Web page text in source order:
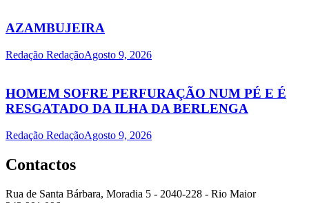
AZAMBUJEIRA
Redação RedaçãoAgosto 9, 2026
HOMEM SOFRE PERFURAÇÃO NUM PÉ E É
RESGATADO DA ILHA DA BERLENGA
Redação RedaçãoAgosto 9, 2026
Contactos
Rua de Santa Bárbara, Moradia 5 - 2040-228 - Rio Maior